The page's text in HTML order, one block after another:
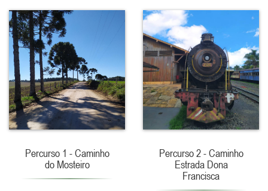
Percurso 1 - Caminho
do Mosteiro
Percurso 2 - Caminho
Estrada Dona
Francisca